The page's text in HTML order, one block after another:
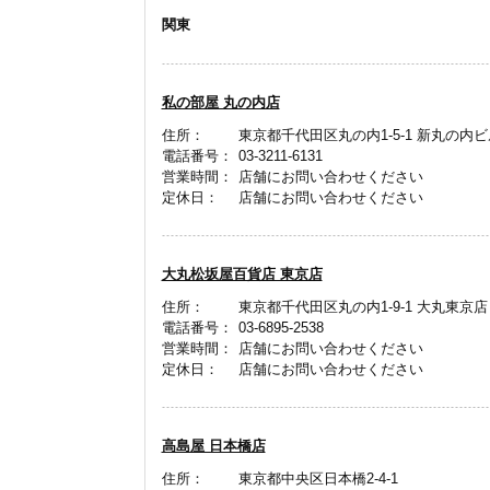
関東
私の部屋 丸の内店
住所：
東京都千代田区丸の内1-5-1 新丸の内
電話番号：
03-3211-6131
営業時間：
店舗にお問い合わせください
定休日：
店舗にお問い合わせください
大丸松坂屋百貨店 東京店
住所：
東京都千代田区丸の内1-9-1 大丸東京店
電話番号：
03-6895-2538
営業時間：
店舗にお問い合わせください
定休日：
店舗にお問い合わせください
高島屋 日本橋店
住所：
東京都中央区日本橋2-4-1